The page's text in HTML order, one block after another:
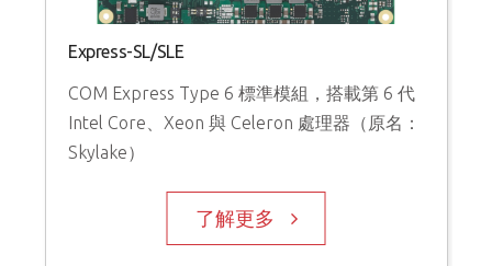
Express-SL/SLE
COM Express Type 6 標準模組，搭載第 6 代
Intel Core、Xeon 與 Celeron 處理器（原名：
Skylake）
了解更多